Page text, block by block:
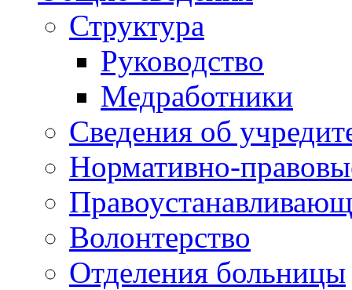
Структура
Руководство
Медработники
Сведения об
Нормативно-
Волонтерство
Отделения больницы